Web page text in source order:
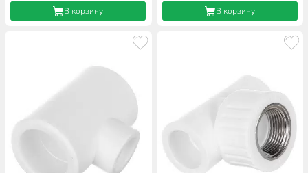
В корзину В корзину